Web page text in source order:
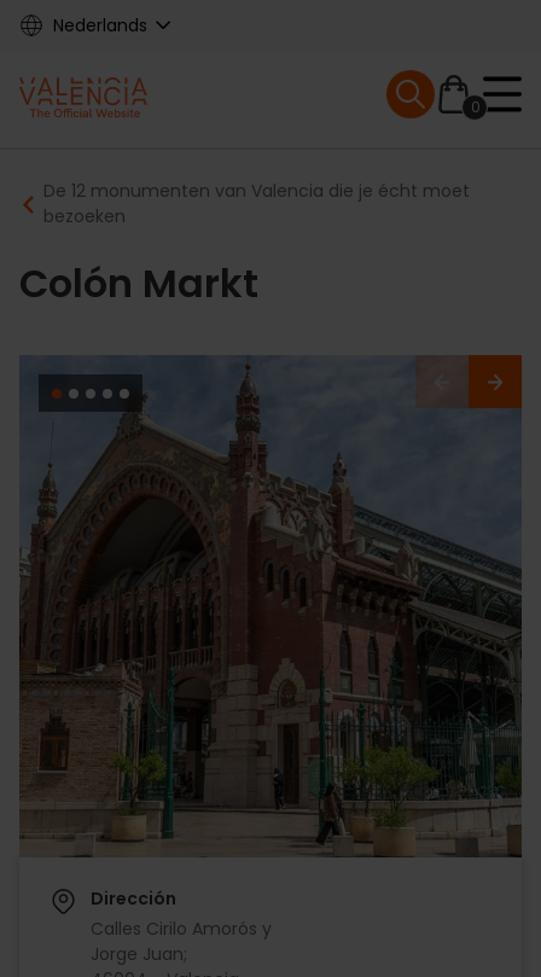
Skip
content
Nederlands
Main
navigation
0
Mobile menu
Breadcrumb
De 12 monumenten van Valencia die je écht moet
bezoeken
Colón Markt
Dirección
Calles Cirilo Amorós y
Jorge Juan;